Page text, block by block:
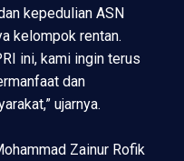
kepedulian ASN
kelompok rentan.
ini, kami ingin terus
dan
ujarnya.
Zainur Rofik